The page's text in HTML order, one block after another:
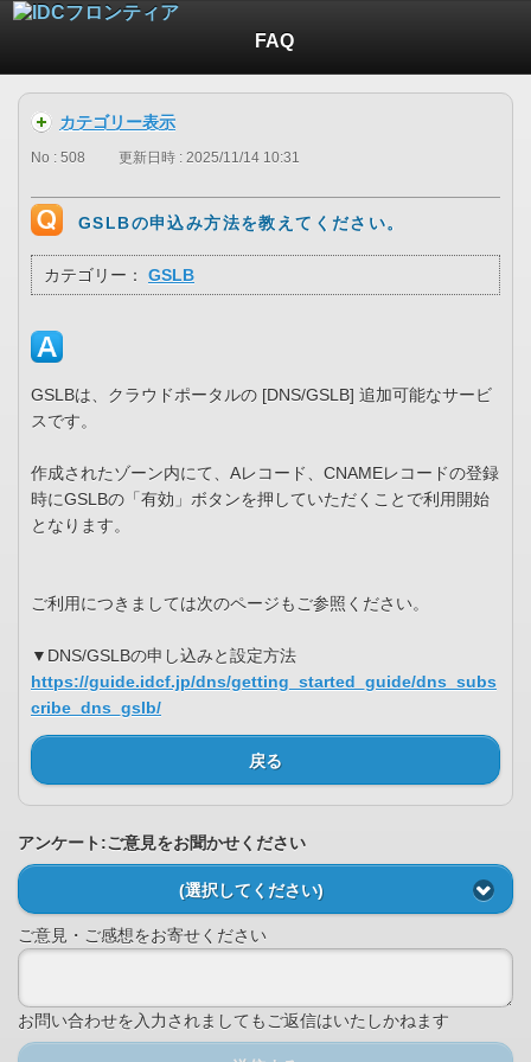
FAQ
カテゴリー表示
No : 508 更新日時 : 2025/11/14 10:31
GSLBの申込み方法を教えてください。
カテゴリー： GSLB
GSLBは、クラウドポータルの [DNS/GSLB] 追加可能なサービ
スです。
作成されたゾーン内にて、Aレコード、CNAMEレコードの登録
時にGSLBの「有効」ボタンを押していただくことで利用開始
となります。
ご利用につきましては次のページもご参照ください。
▼DNS/GSLBの申し込みと設定方法
https://guide.idcf.jp/dns/getting_started_guide/dns_subs
cribe_dns_gslb/
戻る
アンケート:ご意見をお聞かせください
(選択してください)
ご意見・ご感想をお寄せください
お問い合わせを入力されましてもご返信はいたしかねます